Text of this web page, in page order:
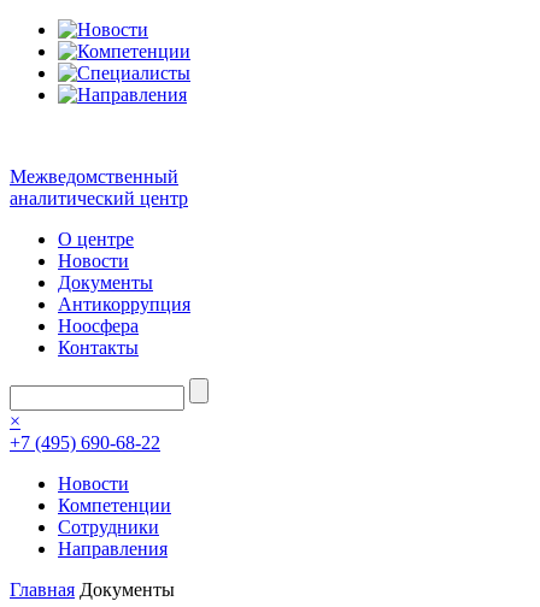
Межведомственный
аналитический центр
О центре
Новости
Документы
Антикоррупция
Ноосфера
Контакты
×
+7 (495) 690-68-22
Новости
Компетенции
Сотрудники
Направления
Главная Документы